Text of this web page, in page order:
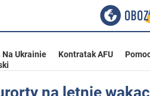
Na Ukrainie Kontratak AFU
na letnie